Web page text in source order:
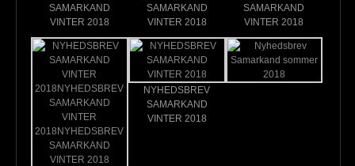
SAMARKAND
VINTER 2018
SAMARKAND
VINTER 2018
SAMARKAND
VINTER 2018
NYHEDSBREV
SAMARKAND
VINTER 2018